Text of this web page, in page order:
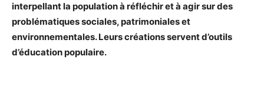
interpellant la population à réfléchir et à agir sur des
problématiques sociales, patrimoniales et
environnementales. Leurs créations servent d’outils
d’éducation populaire.